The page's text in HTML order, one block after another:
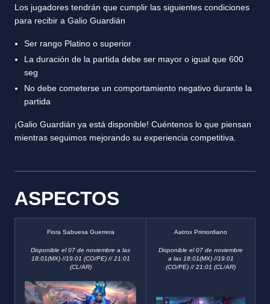
Los jugadores tendrán que cumplir las siguientes condiciones
para recibir a Galio Guardián
Ser rango Platino o superior
La duración de la partida debe ser mayor o igual que 600
seg
No debe cometerse un comportamiento negativo durante la
partida
¡Galio Guardián ya está disponible! Cuéntenos lo que piensan
mientras seguimos mejorando su experiencia competitiva.
ASPECTOS
Fiora Sabuesa Guerrera
Disponible el 07 de noviembre a las
18:01(MX) //19:01 (CO/PE) // 21:01
(CL/AR)
Aatrox Primordiano
Disponible el 07 de noviembre
a las 18:01(MX) //19:01
(CO/PE) // 21:01 (CL/AR)